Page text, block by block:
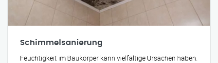
Schimmelsanierung
Feuchtigkeit im Baukörper kann vielfältige Ursachen haben.